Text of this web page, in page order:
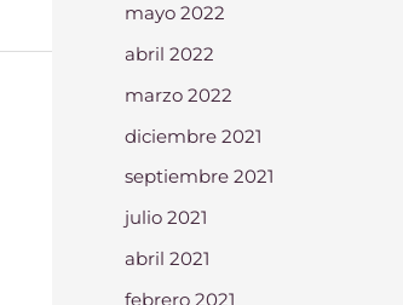
mayo 2022
abril 2022
marzo 2022
diciembre 2021
septiembre 2021
julio 2021
abril 2021
febrero 2021